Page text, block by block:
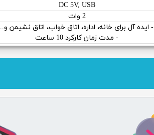
DC 5V, USB
2 وات
- ایده آل برای خانه، اداره، اتاق خواب، اتاق نشیمن و..
- مدت زمان کارکرد 10 ساعت